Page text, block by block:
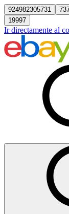
924982305731
19997
Ir directamente al